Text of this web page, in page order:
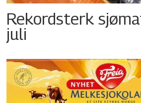
Rekordsterk
juli